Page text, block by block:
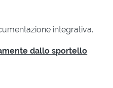
integrativa.
dallo sportello